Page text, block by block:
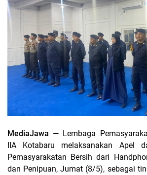
MediaJawa — Lembaga
IIA Kotabaru melaksanakan Apel
Pemasyarakatan Bersih dari
dan Penipuan, Jumat (8/5), sebagai